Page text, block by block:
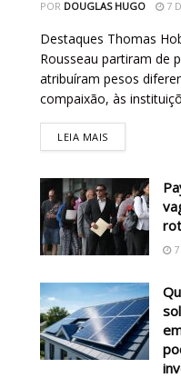
POR DOUGLAS HUGO 7
Destaques Thomas
Rousseau partiram de
atribuíram pesos
compaixão, às
LEIA MAIS
7